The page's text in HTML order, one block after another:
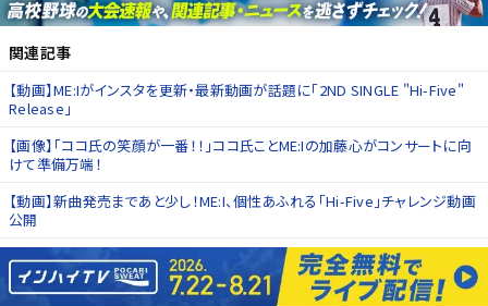
関連記事
【動画】ME:Iがインスタを更新・最新動画が話題に「2ND SINGLE "Hi-Five"
Release」
【画像】「ココ氏の笑顔が一番！！」ココ氏ことME:Iの加藤心がコンサートに向
けて準備万端！
【動画】新曲発売まであと少し！ME:I、個性あふれる「Hi-Five」チャレンジ動画
公開